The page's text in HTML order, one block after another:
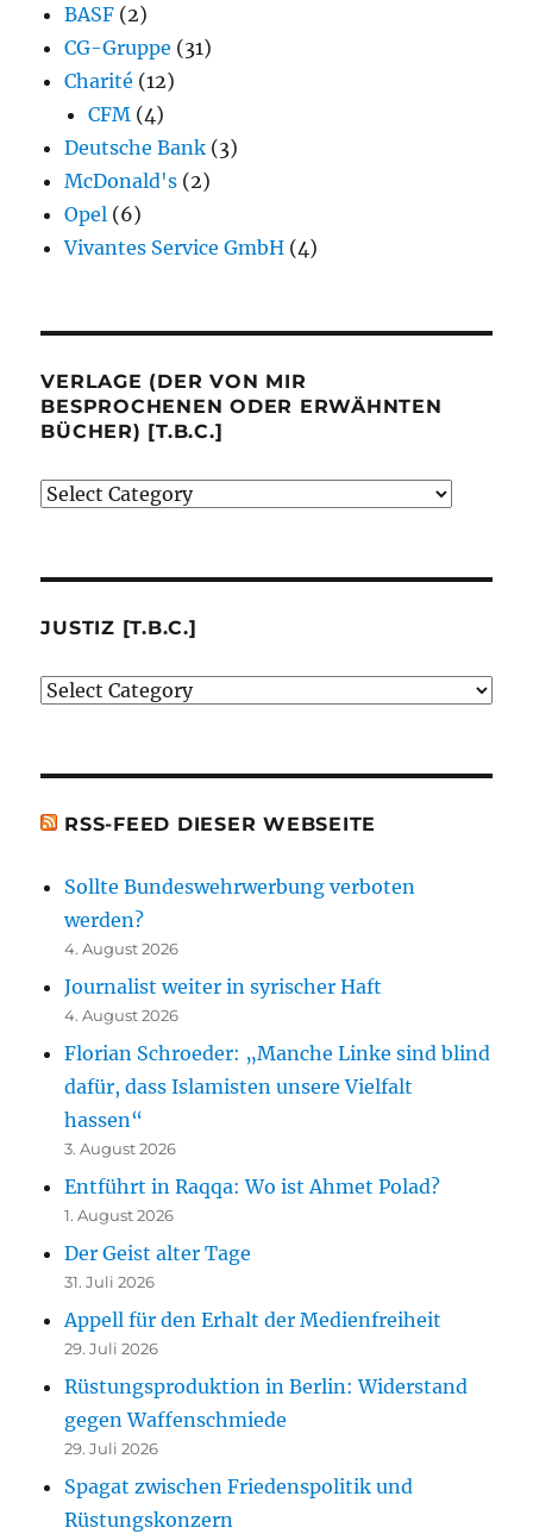
BASF (2)
CG-Gruppe (31)
Charité (12)
CFM (4)
Deutsche Bank (3)
McDonald's (2)
Opel (6)
Vivantes Service GmbH (4)
VERLAGE (DER VON MIR
BESPROCHENEN ODER ERWÄHNTEN
BÜCHER) [T.B.C.]
Verlage
besprochenen
erwähnten
JUSTIZ [T.B.C.]
Justiz
RSS-FEED DIESER WEBSEITE
Sollte Bundeswehrwerbung verboten
werden?
4. August 2026
Journalist weiter in syrischer Haft
4. August 2026
Florian Schroeder: „Manche Linke sind blind
dafür, dass Islamisten unsere Vielfalt
hassen“
3. August 2026
Entführt in Raqqa: Wo ist Ahmet Polad?
1. August 2026
Der Geist alter Tage
31. Juli 2026
Appell für den Erhalt der Medienfreiheit
29. Juli 2026
Rüstungsproduktion in Berlin: Widerstand
gegen Waffenschmiede
29. Juli 2026
Spagat zwischen Friedenspolitik und
Rüstungskonzern